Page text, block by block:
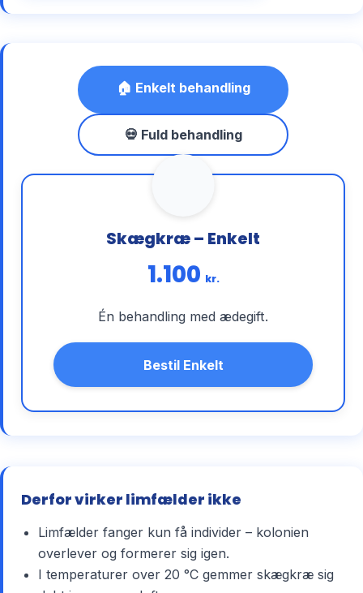
🏠 Enkelt behandling
💀 Fuld behandling
Skægkræ – Enkelt
1.100 kr.
Én behandling med ædegift.
Bestil Enkelt
Derfor virker limfælder ikke
Limfælder fanger kun få individer – kolonien
overlever og formerer sig igen.
I temperaturer over 20 °C gemmer skægkræ sig